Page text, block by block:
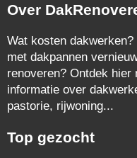
Over
Wat kosten
met dakpannen
renoveren? Ontdek hier
informatie over
pastorie, rijwoning...
Top gezocht